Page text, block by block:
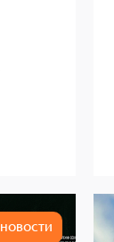
НОВОСТИ